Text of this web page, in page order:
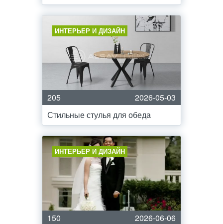
ИНТЕРЬЕР И ДИЗАЙН
205
2026-05-03
Стильные стулья для обеда
ИНТЕРЬЕР И ДИЗАЙН
150
2026-06-06